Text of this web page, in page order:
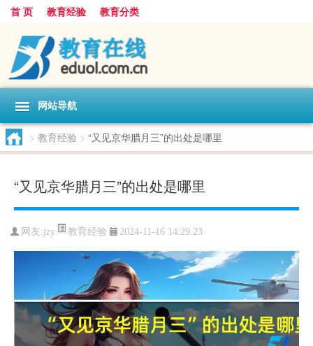
首 页 教育经验 教育分类
网站导航
> 教育经验 > “又见京华腊月三”的出处是哪里
“又见京华腊月三”的出处是哪里
网友:jzy 教育经验 2024-11-16 14:29:23